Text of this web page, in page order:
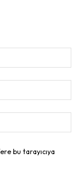
bu tarayıcıya